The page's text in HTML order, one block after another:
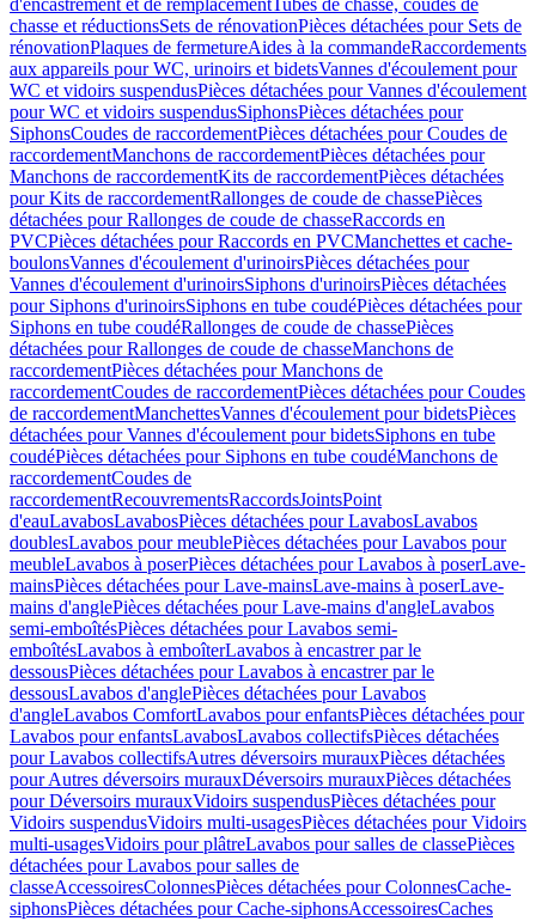
d'encastrement et de remplacementTubes de chasse, coudes de
chasse et réductionsSets de rénovationPièces détachées pour Sets de
rénovationPlaques de fermetureAides à la commandeRaccordements
aux appareils pour WC, urinoirs et bidetsVannes d'écoulement pour
WC et vidoirs suspendusPièces détachées pour Vannes d'écoulement
pour WC et vidoirs suspendusSiphonsPièces détachées pour
SiphonsCoudes de raccordementPièces détachées pour Coudes de
raccordementManchons de raccordementPièces détachées pour
Manchons de raccordementKits de raccordementPièces détachées
pour Kits de raccordementRallonges de coude de chassePièces
détachées pour Rallonges de coude de chasseRaccords en
PVCPièces détachées pour Raccords en PVCManchettes et cache-
boulonsVannes d'écoulement d'urinoirsPièces détachées pour
Vannes d'écoulement d'urinoirsSiphons d'urinoirsPièces détachées
pour Siphons d'urinoirsSiphons en tube coudéPièces détachées pour
Siphons en tube coudéRallonges de coude de chassePièces
détachées pour Rallonges de coude de chasseManchons de
raccordementPièces détachées pour Manchons de
raccordementCoudes de raccordementPièces détachées pour Coudes
de raccordementManchettesVannes d'écoulement pour bidetsPièces
détachées pour Vannes d'écoulement pour bidetsSiphons en tube
coudéPièces détachées pour Siphons en tube coudéManchons de
raccordementCoudes de
raccordementRecouvrementsRaccordsJointsPoint
d'eauLavabosLavabosPièces détachées pour LavabosLavabos
doublesLavabos pour meublePièces détachées pour Lavabos pour
meubleLavabos à poserPièces détachées pour Lavabos à poserLave-
mainsPièces détachées pour Lave-mainsLave-mains à poserLave-
mains d'anglePièces détachées pour Lave-mains d'angleLavabos
semi-emboîtésPièces détachées pour Lavabos semi-
emboîtésLavabos à emboîterLavabos à encastrer par le
dessousPièces détachées pour Lavabos à encastrer par le
dessousLavabos d'anglePièces détachées pour Lavabos
d'angleLavabos ComfortLavabos pour enfantsPièces détachées pour
Lavabos pour enfantsLavabosLavabos collectifsPièces détachées
pour Lavabos collectifsAutres déversoirs murauxPièces détachées
pour Autres déversoirs murauxDéversoirs murauxPièces détachées
pour Déversoirs murauxVidoirs suspendusPièces détachées pour
Vidoirs suspendusVidoirs multi-usagesPièces détachées pour Vidoirs
multi-usagesVidoirs pour plâtreLavabos pour salles de classePièces
détachées pour Lavabos pour salles de
classeAccessoiresColonnesPièces détachées pour ColonnesCache-
siphonsPièces détachées pour Cache-siphonsAccessoiresCaches